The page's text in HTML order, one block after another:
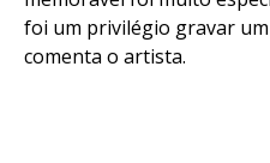
foi um privilégio gravar um
comenta o artista.